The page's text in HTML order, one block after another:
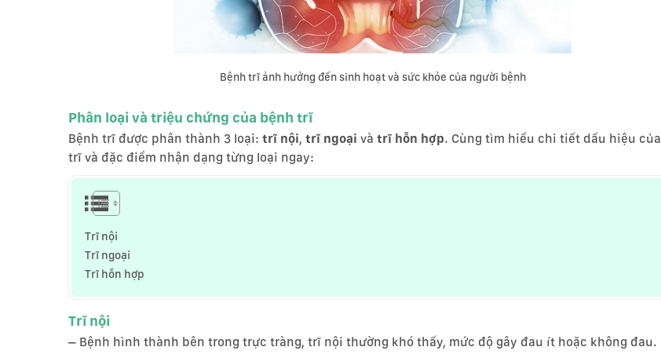
Bệnh trĩ ảnh hưởng đến sinh hoạt và sức khỏe của người bệnh
Phân loại và triệu chứng của bệnh trĩ
Bệnh trĩ được phân thành 3 loại: trĩ nội, trĩ ngoại và trĩ hỗn hợp. Cùng tìm hiểu chi tiết dấu hiệu của
trĩ và đặc điểm nhận dạng từng loại ngay:
Trĩ nội
Trĩ ngoại
Trĩ hỗn hợp
Trĩ nội
– Bệnh hình thành bên trong trực tràng, trĩ nội thường khó thấy, mức độ gây đau ít hoặc không đau.